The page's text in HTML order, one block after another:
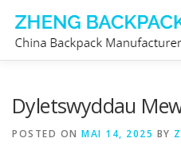
content
Dyletswyddau
POSTED ON MAI 14, 2025 BY